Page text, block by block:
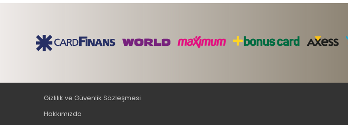
Gizlilik ve Güvenlik Sözleşmesi
Hakkımızda